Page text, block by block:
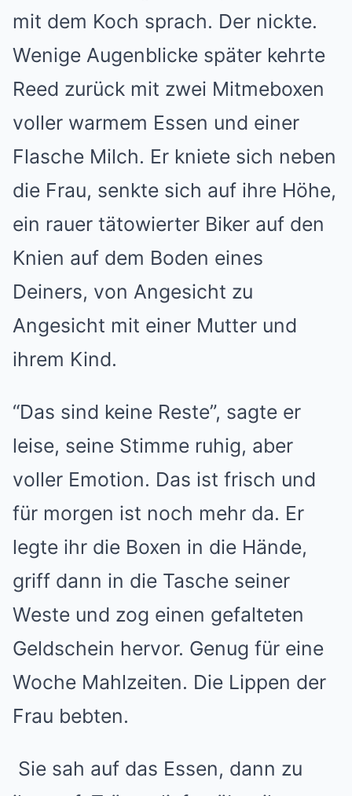
mit dem Koch sprach. Der nickte.
Wenige Augenblicke später kehrte
Reed zurück mit zwei Mitmeboxen
voller warmem Essen und einer
Flasche Milch. Er kniete sich neben
die Frau, senkte sich auf ihre Höhe,
ein rauer tätowierter Biker auf den
Knien auf dem Boden eines
Deiners, von Angesicht zu
Angesicht mit einer Mutter und
ihrem Kind.
“Das sind keine Reste”, sagte er
leise, seine Stimme ruhig, aber
voller Emotion. Das ist frisch und
für morgen ist noch mehr da. Er
legte ihr die Boxen in die Hände,
griff dann in die Tasche seiner
Weste und zog einen gefalteten
Geldschein hervor. Genug für eine
Woche Mahlzeiten. Die Lippen der
Frau bebten.
Sie sah auf das Essen, dann zu